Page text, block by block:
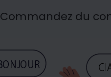
Commandez du